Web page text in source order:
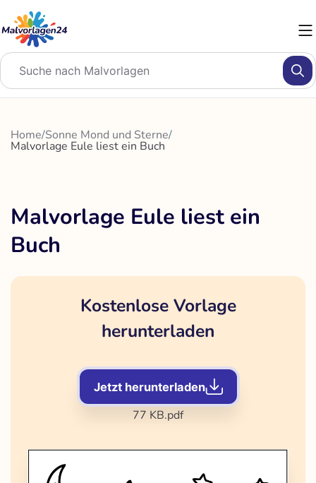
Inhalt
springen
Home/Sonne Mond und Sterne/
Malvorlage Eule liest ein Buch
Malvorlage Eule liest ein
Buch
Kostenlose Vorlage
herunterladen
Jetzt herunterladen
77 KB.pdf